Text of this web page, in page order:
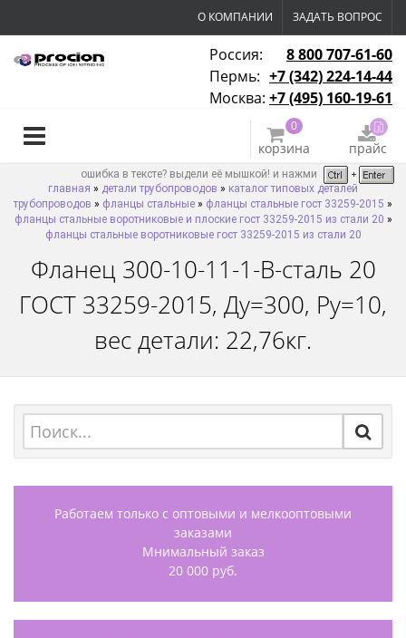
О КОМПАНИИ ЗАДАТЬ ВОПРОС
Россия:
8 800 707-61-60
Пермь: +7 (342) 224-14-44
Москва: +7 (495) 160-19-61
0
корзина прайс
ошибка в тексте? выдели её мышкой! и нажми
главная » детали трубопроводов » каталог типовых деталей
трубопроводов » фланцы стальные » фланцы стальные гост 33259-2015 »
фланцы стальные воротниковые и плоские гост 33259-2015 из стали 20 »
фланцы стальные воротниковые гост 33259-2015 из стали 20
Фланец 300-10-11-1-B-сталь 20
ГОСТ 33259-2015, Ду=300, Ру=10,
вес детали: 22,76кг.
Работаем только с оптовыми и мелкооптовыми
заказами
Мнимальный заказ
20 000 руб.